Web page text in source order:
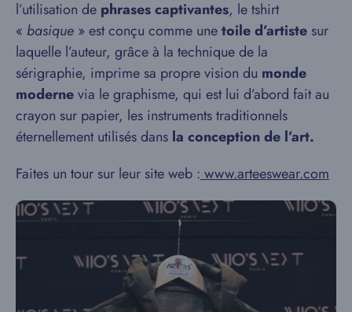
l’utilisation de phrases captivantes, le tshirt
« basique » est conçu comme unetoile d’artiste sur
laquelle l’auteur, grâce à la technique de la
sérigraphie, imprime sa propre vision du monde
modernevia le graphisme, qui est lui d’abord fait au
crayon sur papier, les instruments traditionnels
éternellement utilisés dans la conception de l’art.
Faites un tour sur leur site web : www.arteeswear.com